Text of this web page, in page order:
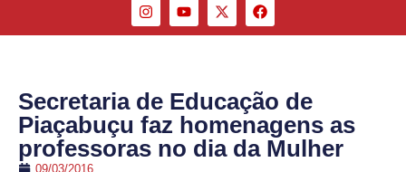
Secretaria de Educação de
Piaçabuçu faz homenagens as
professoras no dia da Mulher
09/03/2016